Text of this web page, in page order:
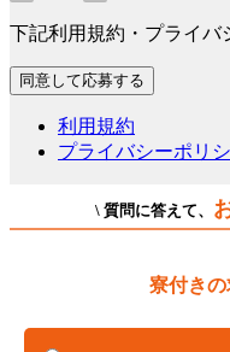
下記利用規約・プライバ
利用規約
プライバシーポリ
\ 質問に答えて、
寮付き